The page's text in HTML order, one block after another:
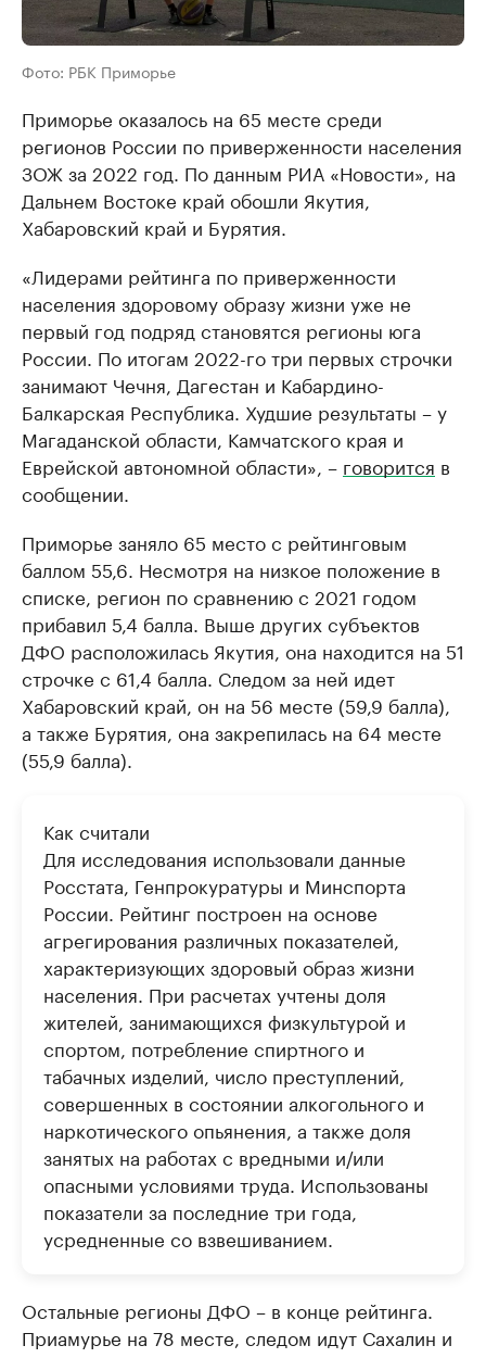
Фото: РБК Приморье
Приморье оказалось на 65 месте среди
регионов России по приверженности населения
ЗОЖ за 2022 год. По данным РИА «Новости», на
Дальнем Востоке край обошли Якутия,
Хабаровский край и Бурятия.
«Лидерами рейтинга по приверженности
населения здоровому образу жизни уже не
первый год подряд становятся регионы юга
России. По итогам 2022-го три первых строчки
занимают Чечня, Дагестан и Кабардино-
Балкарская Республика. Худшие результаты – у
Магаданской области, Камчатского края и
Еврейской автономной области», – говорится в
сообщении.
Приморье заняло 65 место с рейтинговым
баллом 55,6. Несмотря на низкое положение в
списке, регион по сравнению с 2021 годом
прибавил 5,4 балла. Выше других субъектов
ДФО расположилась Якутия, она находится на 51
строчке с 61,4 балла. Следом за ней идет
Хабаровский край, он на 56 месте (59,9 балла),
а также Бурятия, она закрепилась на 64 месте
(55,9 балла).
Как считали
Для исследования использовали данные
Росстата, Генпрокуратуры и Минспорта
России. Рейтинг построен на основе
агрегирования различных показателей,
характеризующих здоровый образ жизни
населения. При расчетах учтены доля
жителей, занимающихся физкультурой и
спортом, потребление спиртного и
табачных изделий, число преступлений,
совершенных в состоянии алкогольного и
наркотического опьянения, а также доля
занятых на работах с вредными и/или
опасными условиями труда. Использованы
показатели за последние три года,
усредненные со взвешиванием.
Остальные регионы ДФО – в конце рейтинга.
Приамурье на 78 месте, следом идут Сахалин и